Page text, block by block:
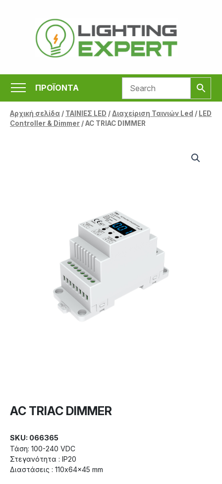
περιεχόμενο
ΠΡΟΪΟΝΤΑ
Αρχική σελίδα/ ΤΑΙΝΙΕΣ LED /Διαχείριση Ταινιών Led / LED
Controller & Dimmer/ AC TRIAC DIMMER
AC TRIAC DIMMER
SKU: 066365
Τάση: 100-240 VDC
Στεγανότητα : IP20
Διαστάσεις : 110x64x45 mm